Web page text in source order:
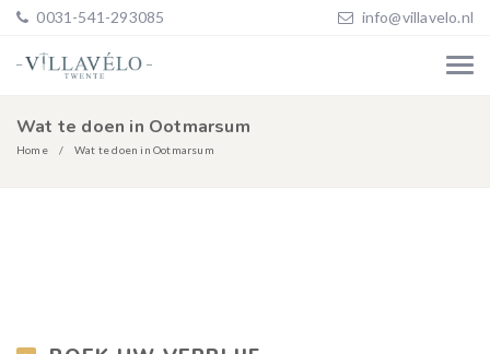
0031-541-293085 info@villavelo.nl
Wat te doen in Ootmarsum
Home Wat te doen in Ootmarsum